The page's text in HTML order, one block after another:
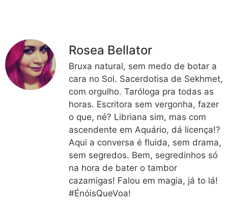
Rosea Bellator
Bruxa natural, sem medo de botar a
cara no Sol. Sacerdotisa de Sekhmet,
com orgulho. Taróloga pra todas as
horas. Escritora sem vergonha, fazer
o que, né? Libriana sim, mas com
ascendente em Aquário, dá licença!?
Aqui a conversa é fluida, sem drama,
sem segredos. Bem, segredinhos só
na hora de bater o tambor
cazamigas! Falou em magia, já to lá!
#ÉnóisQueVoa!